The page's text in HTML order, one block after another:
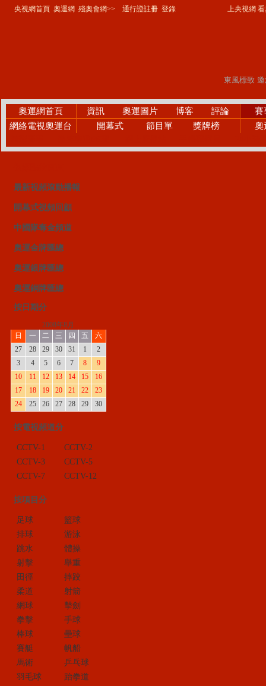
央視網首頁 奧運網 殘奧會網>> 通行證註冊 登錄 上央視網 看奧
奧運網首頁 資訊 奧運圖片 博客 評論
賽
網絡電視奧運台
開幕式 節目單 獎牌榜 奧
最新視頻滾動播報
開幕式視頻回顧
中國隊奪金頻道
奧運金牌匯總
奧運銀牌匯總
奧運銅牌匯總
按日期分
2008年8月
日
一 二 三 四 五
六
27
28 29 30 31 1
2
3
4 5 6 7 8
9
10
11 12 13 14 15
16
17
18 19 20 21 22
23
24
25 26 27 28 29 30
按電視頻道分
CCTV-1
CCTV-2
CCTV-3
CCTV-5
CCTV-7
CCTV-12
按項目分
足球
籃球
排球
游泳
跳水
體操
射擊
舉重
田徑
摔跤
柔道
射箭
網球
擊劍
拳擊
手球
棒球
壘球
賽艇
帆船
馬術
乒乓球
羽毛球
跆拳道